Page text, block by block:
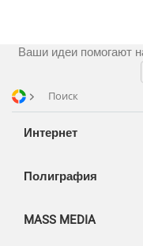
Ваши идеи помогают
Поиск
Интернет
Полиграфия
MASS MEDIA
OOH
Партнеры
Портфолио
Публикации
FAQ
Вакансии
Корзина
FAQ